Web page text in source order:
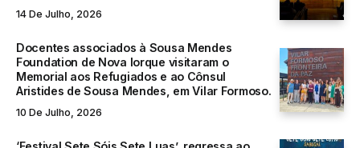
14 De Julho, 2026
Docentes associados à Sousa Mendes
Foundation de Nova Iorque visitaram o
Memorial aos Refugiados e ao Cônsul
Aristides de Sousa Mendes, em Vilar Formoso.
10 De Julho, 2026